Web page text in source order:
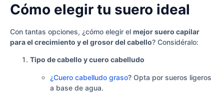
Cómo elegir tu suero ideal
Con tantas opciones, ¿cómo elegir el mejor suero capilar
para el crecimiento y el grosor del cabello? Considéralo:
Tipo de cabello y cuero cabelludo
¿Cuero cabelludo graso? Opta por sueros ligeros
a base de agua.